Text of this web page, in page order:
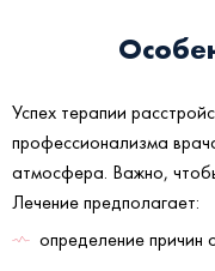
Успех терапии
профессионализма
атмосфера. Важно,
Лечение предполагает:
определение причин